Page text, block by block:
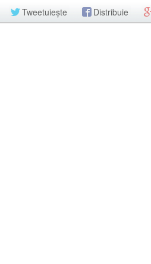
Tweetuiește Distribuie